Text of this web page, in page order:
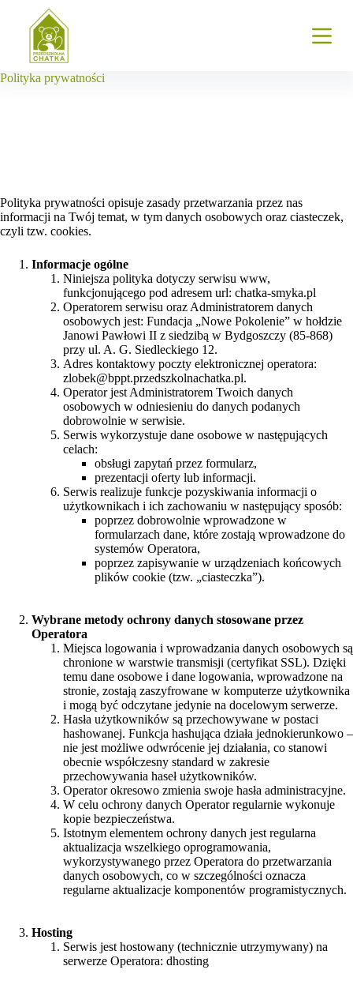
j
d
c
i
Polityka prywatności
Polityka prywatności opisuje zasady przetwarzania przez nas
informacji na Twój temat, w tym danych osobowych oraz ciasteczek,
czyli tzw. cookies.
Informacje ogólne
Niniejsza polityka dotyczy serwisu www,
funkcjonującego pod adresem url: chatka-smyka.pl
Operatorem serwisu oraz Administratorem danych
osobowych jest: Fundacja „Nowe Pokolenie” w hołdzie
Janowi Pawłowi II z siedzibą w Bydgoszczy (85-868)
przy ul. A. G. Siedleckiego 12.
Adres kontaktowy poczty elektronicznej operatora:
zlobek@bppt.przedszkolnachatka.pl.
Operator jest Administratorem Twoich danych
osobowych w odniesieniu do danych podanych
dobrowolnie w serwisie.
Serwis wykorzystuje dane osobowe w następujących
celach:
obsługi zapytań przez formularz,
prezentacji oferty lub informacji.
Serwis realizuje funkcje pozyskiwania informacji o
użytkownikach i ich zachowaniu w następujący sposób:
poprzez dobrowolnie wprowadzone w
formularzach dane, które zostają wprowadzone do
systemów Operatora,
poprzez zapisywanie w urządzeniach końcowych
plików cookie (tzw. „ciasteczka”).
Wybrane metody ochrony danych stosowane przez
Operatora
Miejsca logowania i wprowadzania danych osobowych są
chronione w warstwie transmisji (certyfikat SSL). Dzięki
temu dane osobowe i dane logowania, wprowadzone na
stronie, zostają zaszyfrowane w komputerze użytkownika
i mogą być odczytane jedynie na docelowym serwerze.
Hasła użytkowników są przechowywane w postaci
hashowanej. Funkcja hashująca działa jednokierunkowo –
nie jest możliwe odwrócenie jej działania, co stanowi
obecnie współczesny standard w zakresie
przechowywania haseł użytkowników.
Operator okresowo zmienia swoje hasła administracyjne.
W celu ochrony danych Operator regularnie wykonuje
kopie bezpieczeństwa.
Istotnym elementem ochrony danych jest regularna
aktualizacja wszelkiego oprogramowania,
wykorzystywanego przez Operatora do przetwarzania
danych osobowych, co w szczególności oznacza
regularne aktualizacje komponentów programistycznych.
Hosting
Serwis jest hostowany (technicznie utrzymywany) na
serwerze Operatora: dhosting